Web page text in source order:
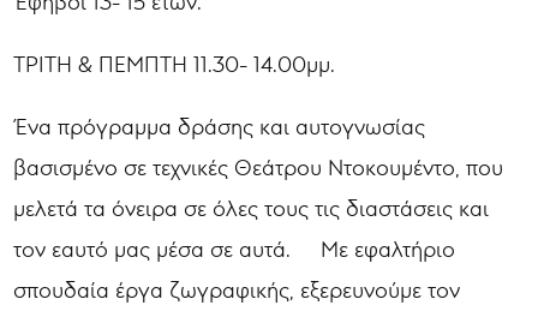
ΤΡΙΤΗ & ΠΕΜΠΤΗ 11.30- 14.00μμ.
Ένα πρόγραμμα δράσης και αυτογνωσίας
βασισμένο σε τεχνικές Θεάτρου Ντοκουμέντο, που
μελετά τα όνειρα σε όλες τους τις διαστάσεις και
τον εαυτό μας μέσα σε αυτά. Με εφαλτήριο
σπουδαία έργα ζωγραφικής, εξερευνούμε τον